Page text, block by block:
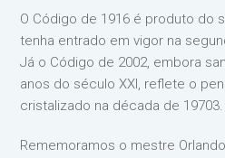
O Código de 1916 é produto do
tenha entrado em vigor na
Já o Código de 2002, embora
anos do século XXI, reflete o
cristalizado na década de 19703.
Rememoramos o mestre